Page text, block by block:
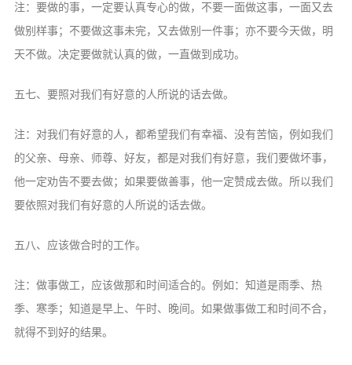
注：要做的事，一定要认真专心的做，不要一面做这事，一面又去
做别样事；不要做这事未完，又去做别一件事；亦不要今天做，明
天不做。决定要做就认真的做，一直做到成功。
五七、要照对我们有好意的人所说的话去做。
注：对我们有好意的人，都希望我们有幸福、没有苦恼，例如我们
的父亲、母亲、师尊、好友，都是对我们有好意，我们要做坏事，
他一定劝告不要去做；如果要做善事，他一定赞成去做。所以我们
要依照对我们有好意的人所说的话去做。
五八、应该做合时的工作。
注：做事做工，应该做那和时间适合的。例如：知道是雨季、热
季、寒季；知道是早上、午时、晚间。如果做事做工和时间不合，
就得不到好的结果。